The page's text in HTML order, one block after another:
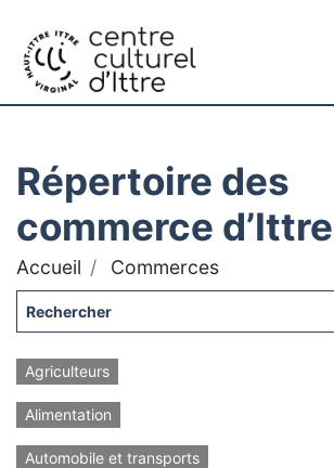
Répertoire des
commerce d’Ittre
Accueil Commerces
Agriculteurs
Alimentation
Automobile et transports